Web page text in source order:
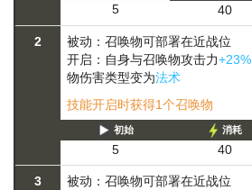
5 40
2
被动：召唤物可部署在近战位
开启：自身与召唤物攻击力+23%
物伤害类型变为法术
技能开启时获得1个召唤物
初始
5
消耗
40
3
被动：召唤物可部署在近战位